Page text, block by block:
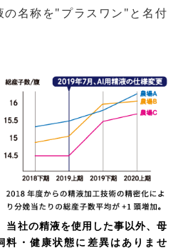
の名称を"プラスワン"と名付
社の精液を使用した事以外、母
料・健康状態に差異はありませ